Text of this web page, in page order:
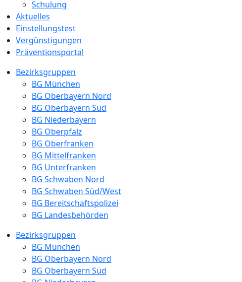
Schulung
Aktuelles
Einstellungstest
Vergünstigungen
Präventionsportal
Bezirksgruppen
BG München
BG Oberbayern Nord
BG Oberbayern Süd
BG Niederbayern
BG Oberpfalz
BG Oberfranken
BG Mittelfranken
BG Unterfranken
BG Schwaben Nord
BG Schwaben Süd/West
BG Bereitschaftspolizei
BG Landesbehörden
Bezirksgruppen
BG München
BG Oberbayern Nord
BG Oberbayern Süd